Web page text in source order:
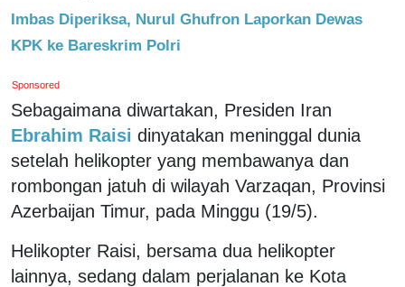
Imbas Diperiksa, Nurul Ghufron Laporkan Dewas
KPK ke Bareskrim Polri
Sponsored
Sebagaimana diwartakan, Presiden Iran
Ebrahim Raisi dinyatakan meninggal dunia
setelah helikopter yang membawanya dan
rombongan jatuh di wilayah Varzaqan, Provinsi
Azerbaijan Timur, pada Minggu (19/5).
Helikopter Raisi, bersama dua helikopter
lainnya, sedang dalam perjalanan ke Kota